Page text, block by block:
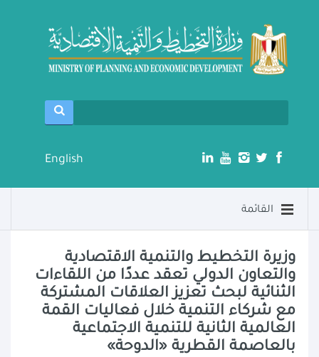
English
القائمة
وزيرة التخطيط والتنمية الاقتصادية
والتعاون الدولي تعقد عددًا من اللقاءات
الثنائية لبحث تعزيز العلاقات المشتركة
مع شركاء التنمية خلال فعاليات القمة
العالمية الثانية للتنمية الاجتماعية
بالعاصمة القطرية «الدوحة»